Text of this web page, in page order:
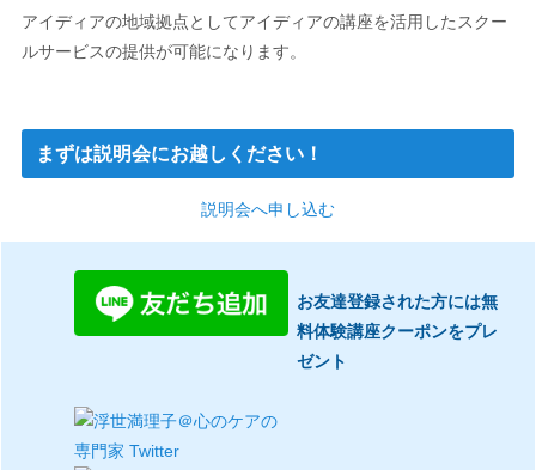
アイディアの地域拠点としてアイディアの講座を活用したスクー
ルサービスの提供が可能になります。
まずは説明会にお越しください！
説明会へ申し込む
お友達登録された方には無
料体験講座クーポンをプレ
ゼント